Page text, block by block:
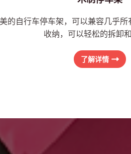
的自行车停车架，可以兼容几乎
收纳，可以轻松的拆卸和
了解详情